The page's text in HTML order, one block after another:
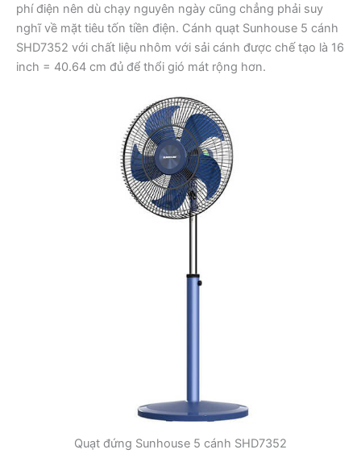
phí điện nên dù chạy nguyên ngày cũng chẳng phải suy
nghĩ về mặt tiêu tốn tiền điện. Cánh quạt Sunhouse 5 cánh
SHD7352 với chất liệu nhôm với sải cánh được chế tạo là 16
inch = 40.64 cm đủ để thổi gió mát rộng hơn.
Quạt đứng Sunhouse 5 cánh SHD7352